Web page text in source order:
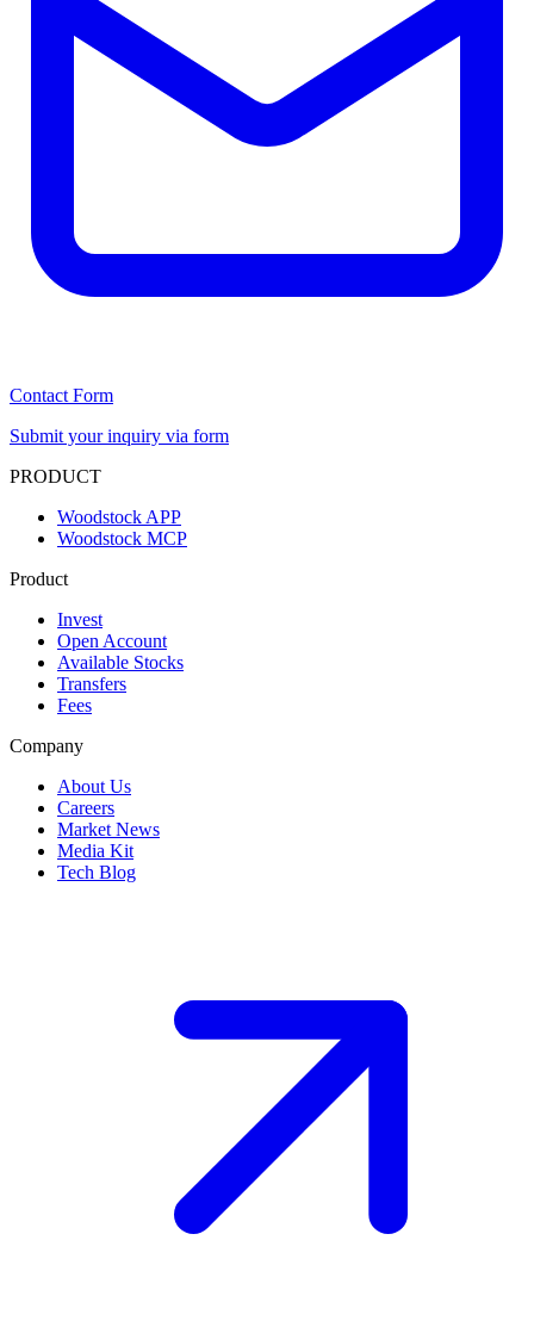
Contact Form
Submit your inquiry via form
PRODUCT
Woodstock APP
Woodstock MCP
Product
Invest
Open Account
Available Stocks
Transfers
Fees
Company
About Us
Careers
Market News
Media Kit
Tech Blog